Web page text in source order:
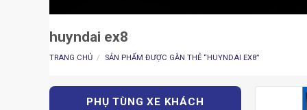
huyndai ex8
TRANG CHỦ / SẢN PHẨM ĐƯỢC GẮN THẺ “HUYNDAI EX8”
PHỤ TÙNG XE KHÁCH